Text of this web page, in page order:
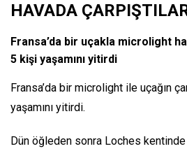
HAVADA
Fransa’da bir uçakla microlight
5 kişi yaşamını yitirdi
Fransa’da bir microlight ile uçağın
yaşamını yitirdi.
Dün öğleden sonra Loches